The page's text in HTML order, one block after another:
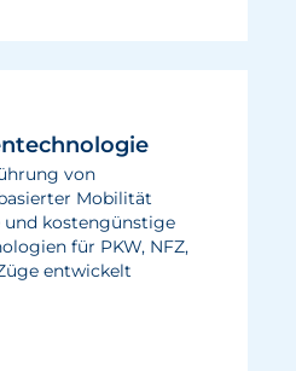
von
Mobilität
und kostengünstige
für PKW, NFZ,
entwickelt